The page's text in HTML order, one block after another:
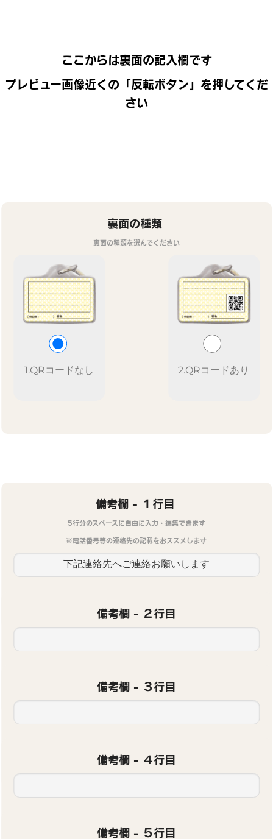
ここからは裏面の記入欄です
プレビュー画像近くの「反転ボタン」を押してくだ
さい
裏面の種類
裏面の種類を選んでください
1.QRコードなし 2.QRコードあり
備考欄 - １行目
5行分のスペースに自由に入力・編集できます
※電話番号等の連絡先の記載をおススメします
備考欄 - ２行目
備考欄 - ３行目
備考欄 - ４行目
備考欄 - ５行目